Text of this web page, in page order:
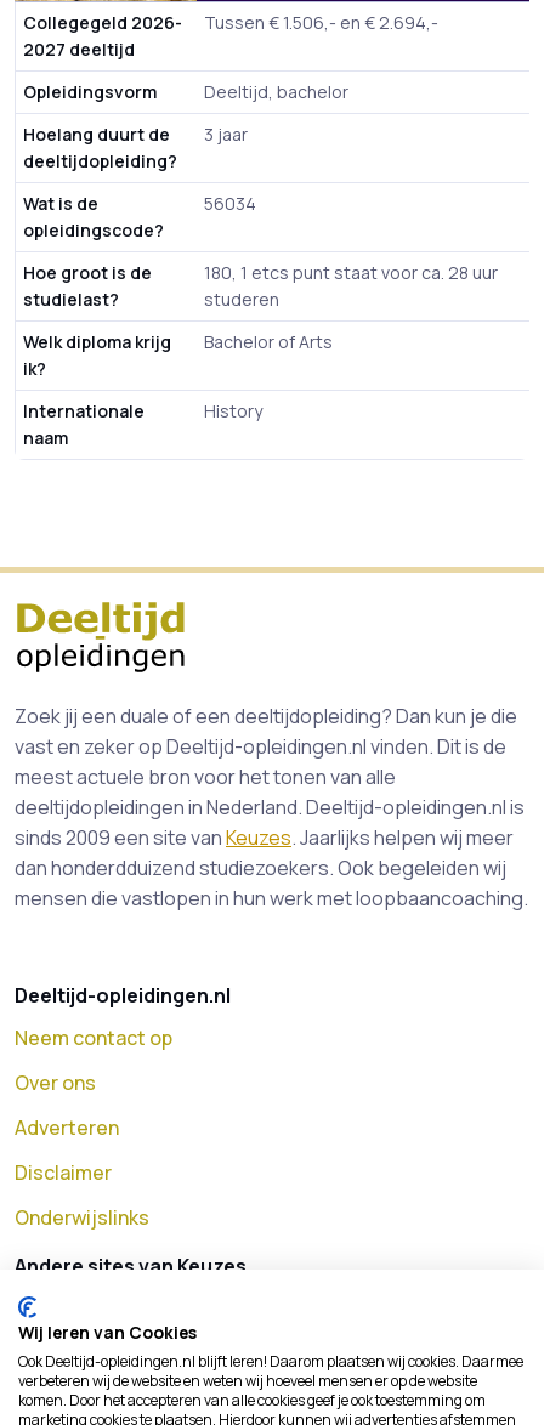
Collegegeld 2026-
2027 deeltijd
Tussen € 1.506,- en € 2.694,-
Opleidingsvorm
Deeltijd, bachelor
Hoelang duurt de
deeltijdopleiding?
3 jaar
Wat is de
opleidingscode?
56034
Hoe groot is de
studielast?
180, 1 etcs punt staat voor ca. 28 uur
studeren
Welk diploma krijg
ik?
Bachelor of Arts
Internationale
naam
History
Zoek jij een duale of een deeltijdopleiding? Dan kun je die
vast en zeker op Deeltijd-opleidingen.nl vinden. Dit is de
meest actuele bron voor het tonen van alle
deeltijdopleidingen in Nederland. Deeltijd-opleidingen.nl is
sinds 2009 een site vanKeuzes. Jaarlijks helpen wij meer
dan honderdduizend studiezoekers. Ook begeleiden wij
mensen die vastlopen in hun werk met loopbaancoaching.
Deeltijd-opleidingen.nl
Neem contact op
Over ons
Adverteren
Disclaimer
Onderwijslinks
Andere sites van Keuzes
MBO opleidingen
HBO opleidingen
Universitaire opleidingen
Wij leren van Cookies
Ook Deeltijd-opleidingen.nl blijft leren! Daarom plaatsen wij cookies. Daarmee
verbeteren wij de website en weten wij hoeveel mensen er op de website
komen. Door het accepteren van alle cookies geef je ook toestemming om
marketing cookies te plaatsen. Hierdoor kunnen wij advertenties afstemmen